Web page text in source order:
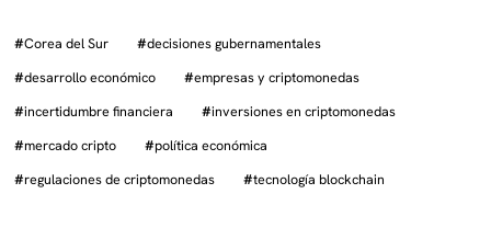
#Corea del Sur #decisiones gubernamentales
#desarrollo económico #empresas y criptomonedas
#incertidumbre financiera #inversiones en criptomonedas
#mercado cripto #política económica
#regulaciones de criptomonedas #tecnología blockchain